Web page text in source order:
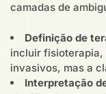
camadas de
Definição de
incluir fisioterapia,
invasivos, mas a
Interpretação